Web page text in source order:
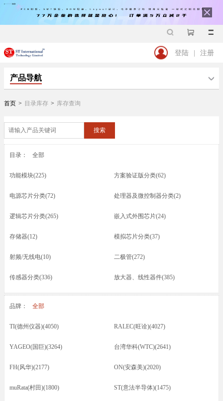
登陆 | 注册
产品导航
首页 > 目录库存 > 库存查询
搜索
目录： 全部
功能模块(225) 方案验证版分类(62)
电源芯片分类(72) 处理器及微控制器分类(2)
逻辑芯片分类(265) 嵌入式外围芯片(24)
存储器(12) 模拟芯片分类(37)
射频/无线电(10) 二极管(272)
传感器分类(336) 放大器、线性器件(385)
接口芯片分类(166) 驱动器(8)
品牌： 全部
TI(德州仪器)(4050) RALEC(旺诠)(4027)
YAGEO(国巨)(3264) 台湾华科(WTC)(2641)
FH(风华)(2177) ON(安森美)(2020)
muRata(村田)(1800) ST(意法半导体)(1475)